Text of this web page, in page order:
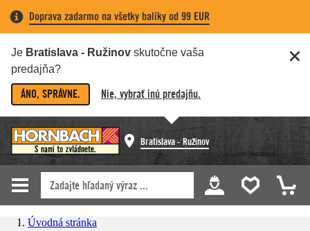
Doprava zadarmo na všetky balíky od 99 EUR
Je Bratislava - Ružinov skutočne vaša
predajňa?
ÁNO, SPRÁVNE. Nie, vybrať inú predajňu.
Bratislava - Ružinov
Úvodná stránka